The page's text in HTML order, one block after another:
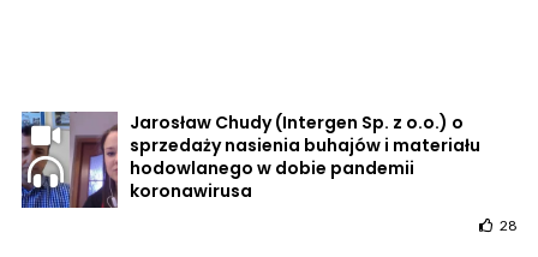
Jarosław Chudy (Intergen Sp. z o.o.) o
sprzedaży nasienia buhajów i materiału
hodowlanego w dobie pandemii
koronawirusa
28